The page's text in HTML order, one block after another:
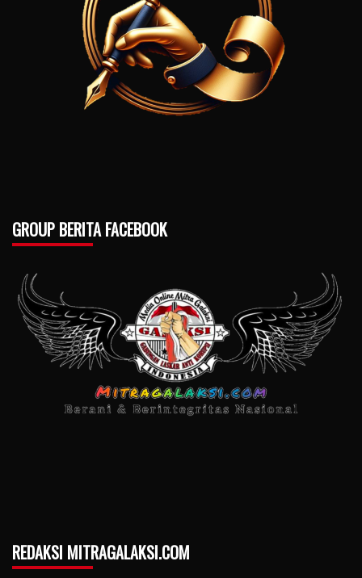
GROUP BERITA FACEBOOK
REDAKSI MITRAGALAKSI.COM